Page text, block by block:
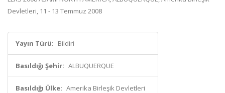
Devletleri, 11 - 13 Temmuz 2008
Yayın Türü: Bildiri
Basıldığı Şehir: ALBUQUERQUE
Basıldığı Ülke: Amerika Birleşik Devletleri